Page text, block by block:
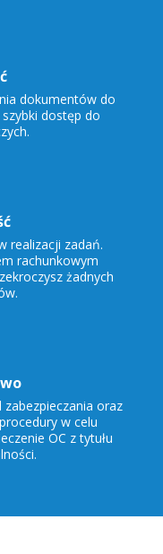
dokumentów do
dostęp do
realizacji zadań.
rachunkowym
żadnych
oraz
w celu
OC z tytułu